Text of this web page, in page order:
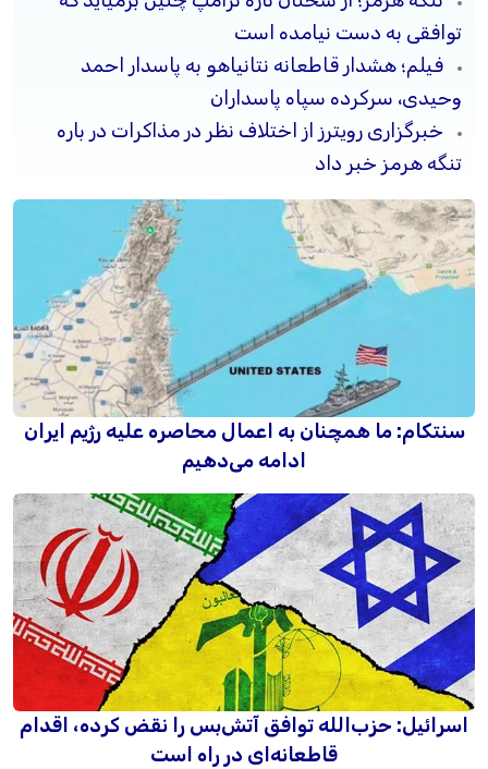
توافقی به دست نیامده است
فیلم؛ هشدار قاطعانه نتانیاهو به پاسدار احمد
وحیدی، سرکرده سپاه پاسداران
خبرگزاری رویترز از اختلاف نظر در مذاکرات در باره
تنگه هرمز خبر داد
سنتکام: ما همچنان به اعمال محاصره علیه رژیم ایران
ادامه می‌دهیم
اسرائیل: حزب‌الله توافق آتش‌بس را نقض کرده، اقدام
قاطعانه‌ای در راه است